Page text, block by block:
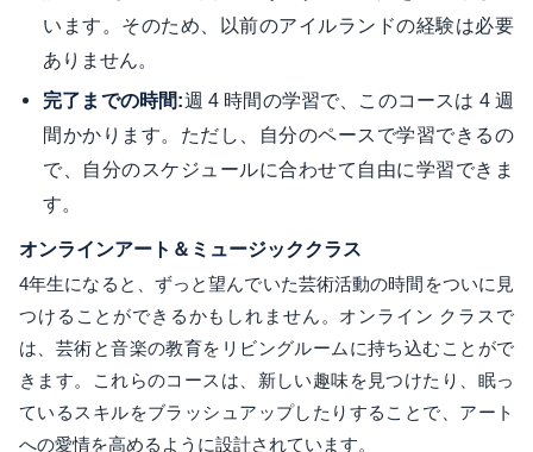
います。そのため、以前のアイルランドの経験は必要
ありません。
完了までの時間:週 4 時間の学習で、このコースは 4 週
間かかります。ただし、自分のペースで学習できるの
で、自分のスケジュールに合わせて自由に学習できま
す。
オンラインアート＆ミュージッククラス
4年生になると、ずっと望んでいた芸術活動の時間をついに見
つけることができるかもしれません。オンライン クラスで
は、芸術と音楽の教育をリビングルームに持ち込むことがで
きます。これらのコースは、新しい趣味を見つけたり、眠っ
ているスキルをブラッシュアップしたりすることで、アート
への愛情を高めるように設計されています。